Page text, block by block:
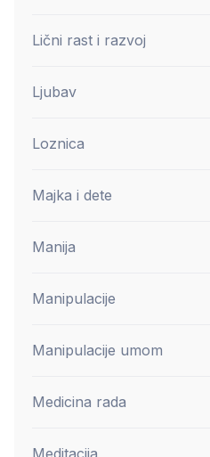
Lični rast i razvoj
Ljubav
Loznica
Majka i dete
Manija
Manipulacije
Manipulacije umom
Medicina rada
Meditacija